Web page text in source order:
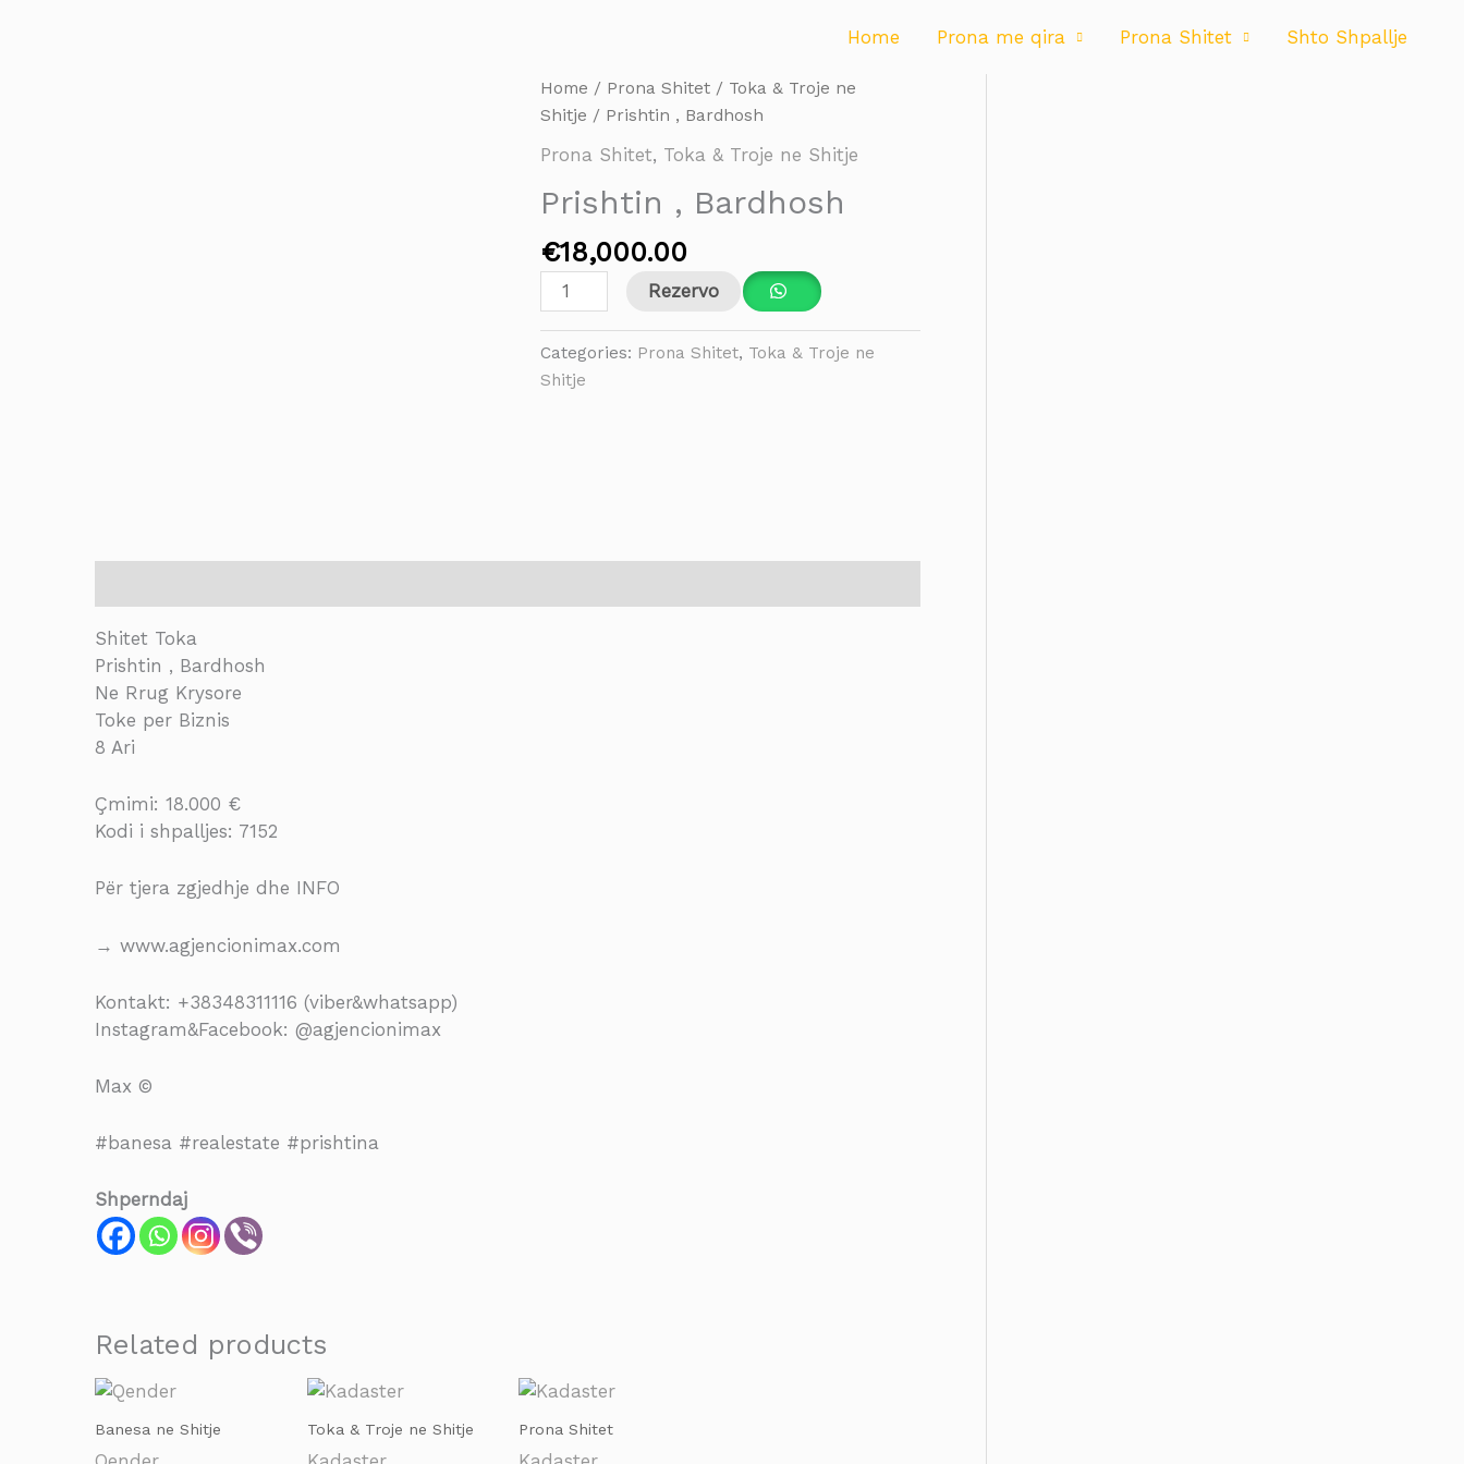
Home Prona me qira Prona Shitet Shto Shpallje
Home / Prona Shitet / Toka & Troje ne
Shitje / Prishtin , Bardhosh
Prona Shitet, Toka & Troje ne Shitje
Prishtin , Bardhosh
€18,000.00
Prishtin
,
quantity
Rezervo
Categories: Prona Shitet, Toka & Troje ne
Shitje
Shitet Toka
Prishtin , Bardhosh
Ne Rrug Krysore
Toke per Biznis
8 Ari
Çmimi: 18.000 €
Kodi i shpalljes: 7152
Për tjera zgjedhje dhe INFO
→ www.agjencionimax.com
Kontakt: +38348311116 (viber&whatsapp)
Instagram&Facebook: @agjencionimax
Max ©
#banesa #realestate #prishtina
Shperndaj
Related products
Banesa ne Shitje Toka & Troje ne Shitje Prona Shitet